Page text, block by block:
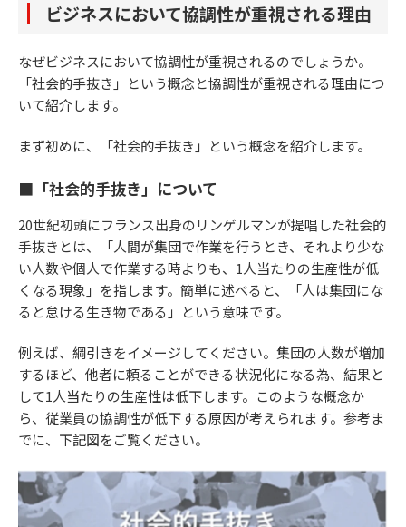
ビジネスにおいて協調性が重視される理由
なぜビジネスにおいて協調性が重視されるのでしょうか。
「社会的手抜き」という概念と協調性が重視される理由につ
いて紹介します。
まず初めに、「社会的手抜き」という概念を紹介します。
■「社会的手抜き」について
20世紀初頭にフランス出身のリンゲルマンが提唱した社会的
手抜きとは、「人間が集団で作業を行うとき、それより少な
い人数や個人で作業する時よりも、1人当たりの生産性が低
くなる現象」を指します。簡単に述べると、「人は集団にな
ると怠ける生き物である」という意味です。
例えば、綱引きをイメージしてください。集団の人数が増加
するほど、他者に頼ることができる状況化になる為、結果と
して1人当たりの生産性は低下します。このような概念か
ら、従業員の協調性が低下する原因が考えられます。参考ま
でに、下記図をご覧ください。